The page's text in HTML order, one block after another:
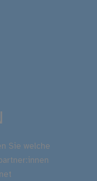
Sie welche